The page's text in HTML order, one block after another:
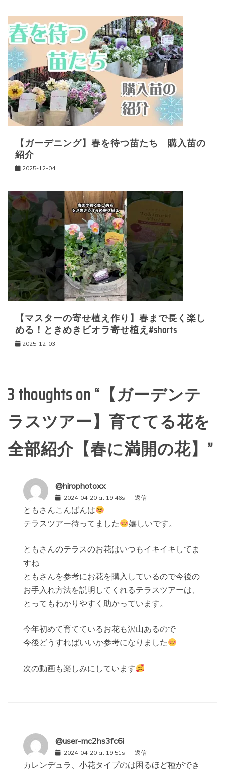
【ガーデニング】春を待つ苗たち 購入苗の
紹介
2025-12-04
【マスターの寄せ植え作り】春まで長く楽し
める！ときめきビオラ寄せ植え#shorts
2025-12-03
3 thoughts on “ 【ガーデンテ
ラスツアー】育ててる花を
全部紹介【春に満開の花】 ”
@hirophotoxx
2024-04-20 at 19:46s 返信
ともさんこんばんは
テラスツアー待ってました
嬉しいです。
ともさんのテラスのお花はいつもイキイキしてま
すね
ともさんを参考にお花を購入しているので今後の
お手入れ方法を説明してくれるテラスツアーは、
とってもわかりやすく助かっています。
今年初めて育てているお花も沢山あるので
今後どうすればいいか参考になりました
次の動画も楽しみにしています
@user-mc2hs3fc6i
2024-04-20 at 19:51s 返信
カレンデュラ、小花タイプのは困るほど種ができ